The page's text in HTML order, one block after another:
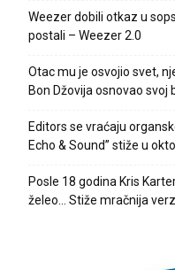
Weezer dobili otkaz u
postali – Weezer 2.0
Otac mu je osvojio svet,
Bon Džovija osnovao svoj
Editors se vraćaju
Echo & Sound” stiže u
Posle 18 godina Kris
želeo… Stiže mračnija